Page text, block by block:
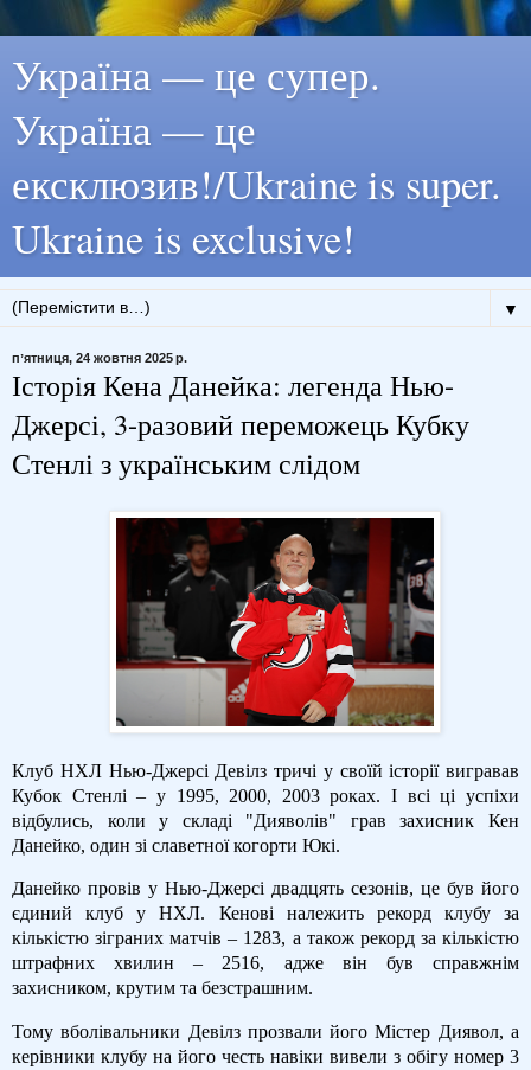
Україна — це супер.
Україна — це
ексклюзив!/Ukraine is super.
Ukraine is exclusive!
▼
пʼятниця, 24 жовтня 2025 р.
Історія Кена Данейка: легенда Нью-
Джерсі, 3-разовий переможець Кубку
Стенлі з українським слідом
Клуб НХЛ Нью-Джерсі Девілз тричі у своїй історії вигравав
Кубок Стенлі – у 1995, 2000, 2003 роках. І всі ці успіхи
відбулись, коли у складі "Дияволів" грав захисник Кен
Данейко, один зі славетної когорти Юкі.
Данейко провів у Нью-Джерсі двадцять сезонів, це був його
єдиний клуб у НХЛ. Кенові належить рекорд клубу за
кількістю зіграних матчів – 1283, а також рекорд за кількістю
штрафних хвилин – 2516, адже він був справжнім
захисником, крутим та безстрашним.
Тому вболівальники Девілз прозвали його Містер Диявол, а
керівники клубу на його честь навіки вивели з обігу номер 3